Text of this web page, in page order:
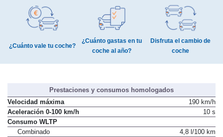
¿Cuánto vale tu coche?
¿Cuánto gastas en tu
coche al año?
Disfruta el cambio de
coche
Prestaciones y consumos homologados
Velocidad máxima
190 km/h
Aceleración 0-100 km/h
10 s
Consumo WLTP
Combinado
4,8 l/100 km